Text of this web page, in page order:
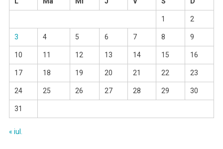
1 2
3 4 5 6 7 8 9
10 11 12 13 14 15 16
17 18 19 20 21 22 23
24 25 26 27 28 29 30
31
« iul.